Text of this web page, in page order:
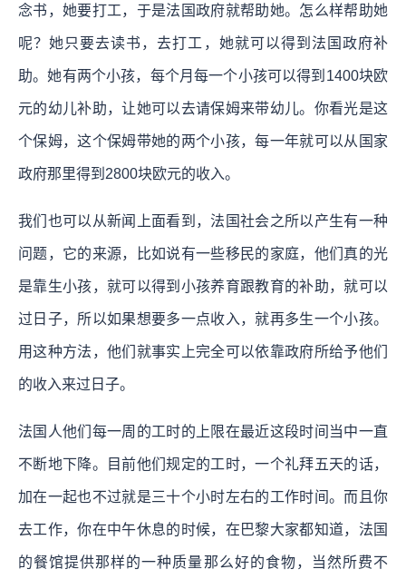
念书，她要打工，于是法国政府就帮助她。怎么样帮助她
呢？她只要去读书，去打工，她就可以得到法国政府补
助。她有两个小孩，每个月每一个小孩可以得到1400块欧
元的幼儿补助，让她可以去请保姆来带幼儿。你看光是这
个保姆，这个保姆带她的两个小孩，每一年就可以从国家
政府那里得到2800块欧元的收入。
我们也可以从新闻上面看到，法国社会之所以产生有一种
问题，它的来源，比如说有一些移民的家庭，他们真的光
是靠生小孩，就可以得到小孩养育跟教育的补助，就可以
过日子，所以如果想要多一点收入，就再多生一个小孩。
用这种方法，他们就事实上完全可以依靠政府所给予他们
的收入来过日子。
法国人他们每一周的工时的上限在最近这段时间当中一直
不断地下降。目前他们规定的工时，一个礼拜五天的话，
加在一起也不过就是三十个小时左右的工作时间。而且你
去工作，你在中午休息的时候，在巴黎大家都知道，法国
的餐馆提供那样的一种质量那么好的食物，当然所费不